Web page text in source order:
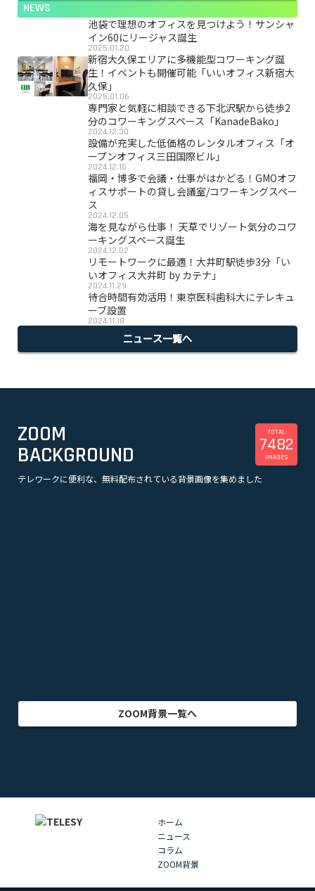
NEWS
池袋で理想のオフィスを見つけよう！サンシャ
イン60にリージャス誕生
2025.01.20
新宿大久保エリアに多機能型コワーキング誕
生！イベントも開催可能「いいオフィス新宿大
久保」
2025.01.06
専門家と気軽に相談できる下北沢駅から徒歩2
分のコワーキングスペース「KanadeBako」
2024.12.30
設備が充実した低価格のレンタルオフィス「オ
ープンオフィス三田国際ビル」
2024.12.16
福岡・博多で会議・仕事がはかどる！GMOオフ
ィスサポートの貸し会議室/コワーキングスペー
ス
2024.12.05
海を見ながら仕事！ 天草でリゾート気分のコワ
ーキングスペース誕生
2024.12.02
リモートワークに最適！大井町駅徒歩3分「い
いオフィス大井町 by カテナ」
2024.11.29
待合時間有効活用！東京医科歯科大にテレキュ
ーブ設置
2024.11.18
ニュース一覧へ
ZOOM
BACKGROUND
テレワークに便利な、無料配布されている背景画像を集めました
TOTAL
7482
IMAGES
美容
ZOOM背景一覧へ
ホーム
ニュース
コラム
ZOOM背景